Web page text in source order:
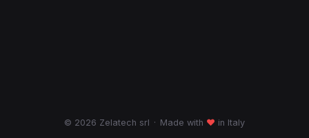
© 2026 Zelatech srl · Made with ♥ in Italy